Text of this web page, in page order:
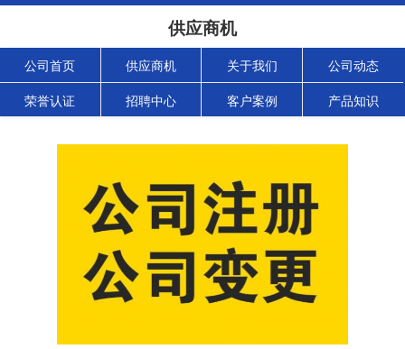
供应商机
公司首页 供应商机 关于我们 公司动态
荣誉认证 招聘中心 客户案例 产品知识